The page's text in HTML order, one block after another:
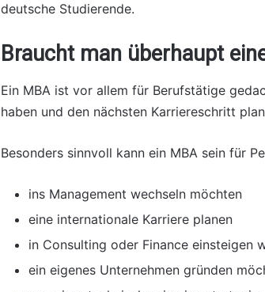
deutsche Studierende.
Braucht man überhaupt
Ein MBA ist vor allem für Berufstätige
haben und den nächsten Karriereschritt
Besonders sinnvoll kann ein MBA sein für
ins Management wechseln möchten
eine internationale Karriere planen
in Consulting oder Finance einsteigen
ein eigenes Unternehmen gründen